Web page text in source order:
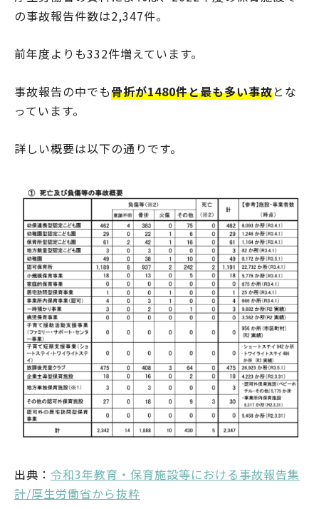
の事故報告件数は2,347件。
前年度よりも332件増えています。
事故報告の中でも骨折が1480件と最も多い事故とな
っています。
詳しい概要は以下の通りです。
出典： 令和3年教育・保育施設等における事故報告集
計/厚生労働省から抜粋